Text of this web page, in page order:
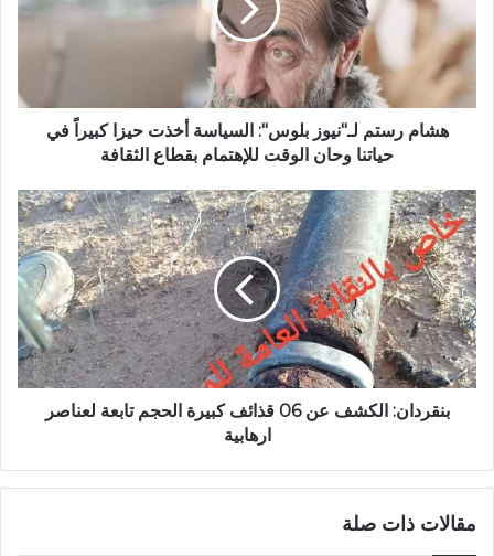
هشام رستم لـ"نيوز بلوس": السياسة أخذت حيزا كبيراً في
حياتنا وحان الوقت للإهتمام بقطاع الثقافة
بنقردان: الكشف عن 06 قذائف كبيرة الحجم تابعة لعناصر
ارهابية
مقالات ذات صلة